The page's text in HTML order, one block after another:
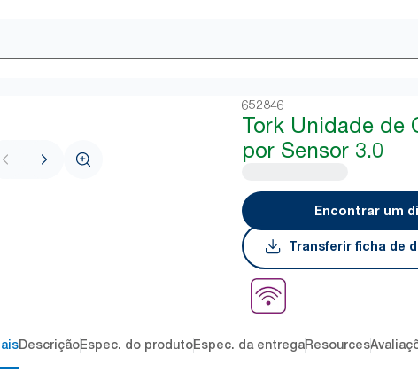
652846
Tork Unidade de
por Sensor 3.0
Encontrar um
Transferir ficha de
DescriçãoEspec. do produtoEspec. da entregaResources